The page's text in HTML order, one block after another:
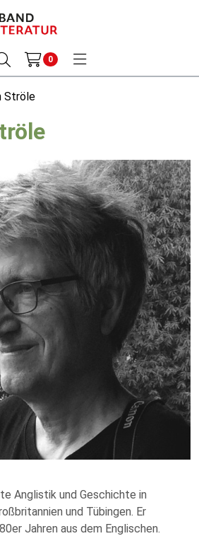
0
Ströle
Anglistik und Geschichte in
und Tübingen. Er
Jahren aus dem Englischen.